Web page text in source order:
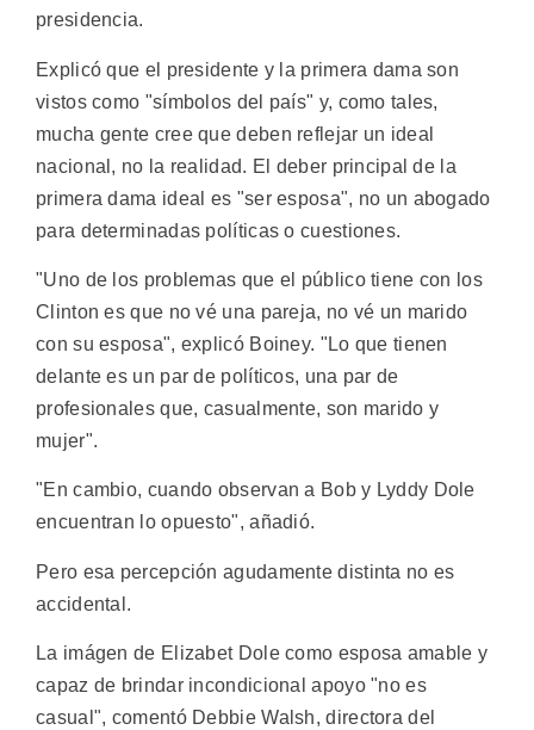
presidencia.
Explicó que el presidente y la primera dama son
vistos como "símbolos del país" y, como tales,
mucha gente cree que deben reflejar un ideal
nacional, no la realidad. El deber principal de la
primera dama ideal es "ser esposa", no un abogado
para determinadas políticas o cuestiones.
"Uno de los problemas que el público tiene con los
Clinton es que no vé una pareja, no vé un marido
con su esposa", explicó Boiney. "Lo que tienen
delante es un par de políticos, una par de
profesionales que, casualmente, son marido y
mujer".
"En cambio, cuando observan a Bob y Lyddy Dole
encuentran lo opuesto", añadió.
Pero esa percepción agudamente distinta no es
accidental.
La imágen de Elizabet Dole como esposa amable y
capaz de brindar incondicional apoyo "no es
casual", comentó Debbie Walsh, directora del